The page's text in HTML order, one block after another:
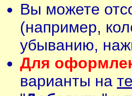
Вы можете
(например,
убыванию,
Для
варианты на